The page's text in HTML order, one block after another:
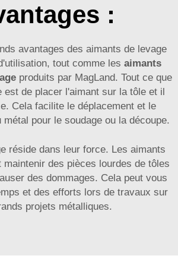
:
avantages des aimants de levage
tout comme les aimants
produits par MagLand. Tout ce que
de placer l'aimant sur la tôle et il
Cela facilite le déplacement et le
métal pour le soudage ou la découpe.
réside dans leur force. Les aimants
maintenir des pièces lourdes de tôles
des dommages. Cela peut vous
et des efforts lors de travaux sur
projets métalliques.